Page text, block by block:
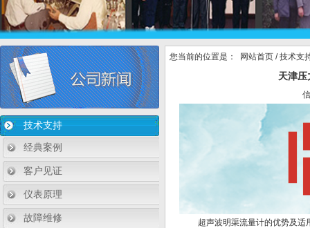
技术支持
经典案例
客户见证
仪表原理
故障维修
您当前的位置是： 网站首页 /技术支
天津
超声波明渠流量计的优势及适